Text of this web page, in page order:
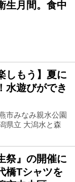
生月間。食中
しもう】夏に
水遊びができ
市みなみ親水公園
県立 大潟水と森
祭』の開催に
橋Tシャツを